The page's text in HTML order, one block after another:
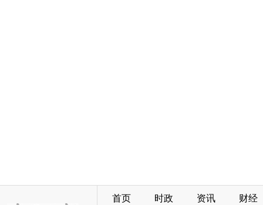
首页 时政 资讯 财经